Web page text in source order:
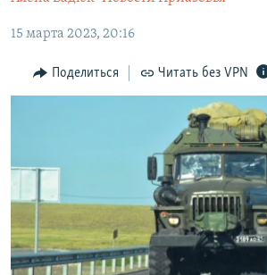
Вернутся
поиску
11 ЛЕТ ОККУПАЦИИ КРЫМА. 11 ИСТОРИЙ
ЕЩЕ
ИНТЕРАКТИВ
ИНФОГРАФИКА
СОВЕТЫ ПРАВОЗАЩИТНИКОВ
ПРОПАВШИЕ БЕЗ ВЕСТИ
ПОБЕДИТЕЛЕЙ НЕ СУДЯТ?
КРЫМ.НЕПОКОРЕННЫЙ
ELIFBE
РАДІО СВОБОДА
КАК ОБОЙТИ БЛОКИРОВКУ
ПРИСОЕДИНЯЙТЕСЬ!
15 марта 2023, 20:16
Поделиться Читать без VPN